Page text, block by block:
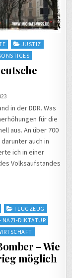
JUSTIZ
in der DDR. Was
für die
aus. An über 700
auch in
ich in einer
Volksaufstandes
FLUGZEUG
NAZI-DIKTATUR
– Wie
möglich